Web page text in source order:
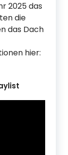
2025 das
die
das Dach
hier: